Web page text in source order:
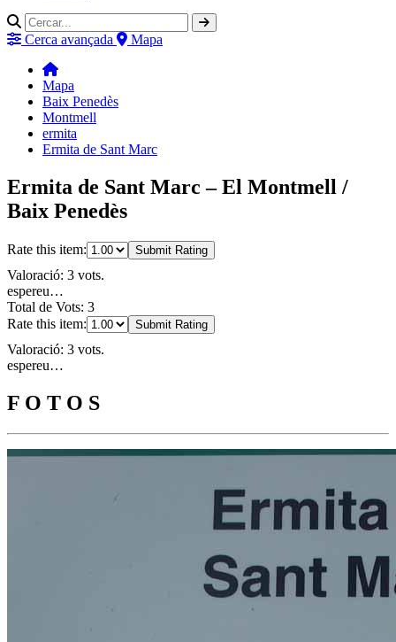
Cerca avançada Mapa
Mapa
Baix Penedès
Montmell
ermita
Ermita de Sant Marc
Ermita de Sant Marc – El Montmell /
Baix Penedès
Rate this item: Submit Rating
Valoració: 3 vots.
espereu…
Total de Vots: 3
Rate this item:
Submit Rating
Valoració: 3 vots.
espereu…
F O T O S